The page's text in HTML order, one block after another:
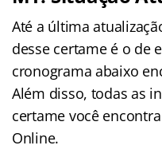
Até a última
desse certame é o de
cronograma abaixo
Além disso, todas as
certame você
Online.